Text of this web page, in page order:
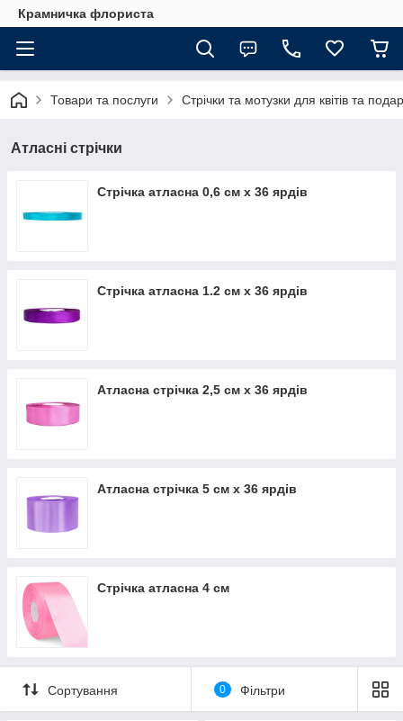
Крамничка флориста
Товари та послуги Стрічки та мотузки для квітів та
Атласні стрічки
Стрічка атласна 0,6 см х 36 ярдів
Стрічка атласна 1.2 см х 36 ярдів
Атласна стрічка 2,5 см х 36 ярдів
Атласна стрічка 5 см х 36 ярдів
Стрічка атласна 4 см
Сортування 0 Фільтри